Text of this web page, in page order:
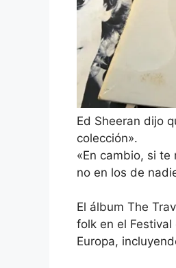
Ed Sheeran dijo
colección».
«En cambio, si
no en los de
El álbum The
folk en el
Europa,